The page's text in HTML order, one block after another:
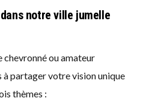
notre ville jumelle
chevronné ou amateur
à partager votre vision unique
thèmes :